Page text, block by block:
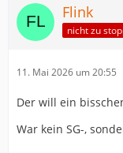
Flink
nicht zu
11. Mai 2026 um 20:55
Der will ein
War kein SG-,